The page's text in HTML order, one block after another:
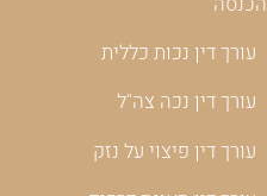
עורך דין נכות כללית
עורך דין נכה צה"ל
עורך דין פיצוי על נזק